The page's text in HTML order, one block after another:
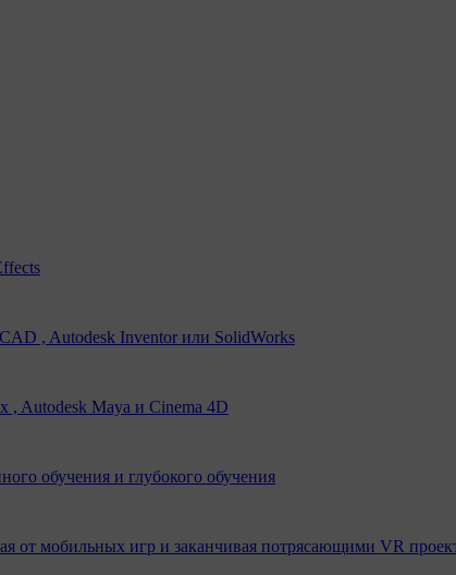
, Autodesk Inventor или SolidWorks
, Autodesk Maya и Cinema 4D
обучения и глубокого обучения
от мобильных игр и заканчивая потрясающими VR